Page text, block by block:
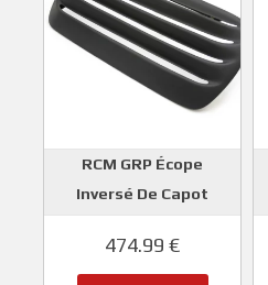
RCM GRP Écope
Inversé De Capot
ROGER CLARK
474.99 €